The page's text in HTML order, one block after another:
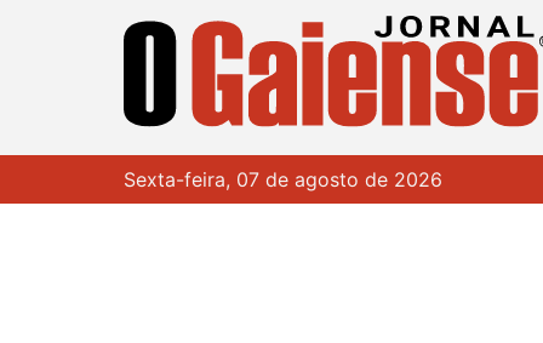
Sexta-feira, 07 de agosto de 2026